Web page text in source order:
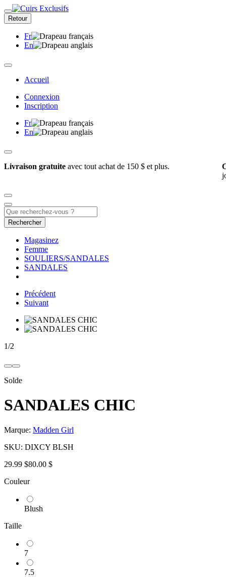
Retour
Fr
En
Accueil
Connexion
Inscription
Fr
En
Livraison gratuite avec tout achat de 150 $ et plus.
Rechercher
Magasinez
Femme
SOULIERS/SANDALES
SANDALES
Précédent
Suivant
1/2
Solde
SANDALES CHIC
Marque: Madden Girl
SKU: DIXCY BLSH
29.99 $80.00 $
Couleur
Blush
Taille
7
7.5